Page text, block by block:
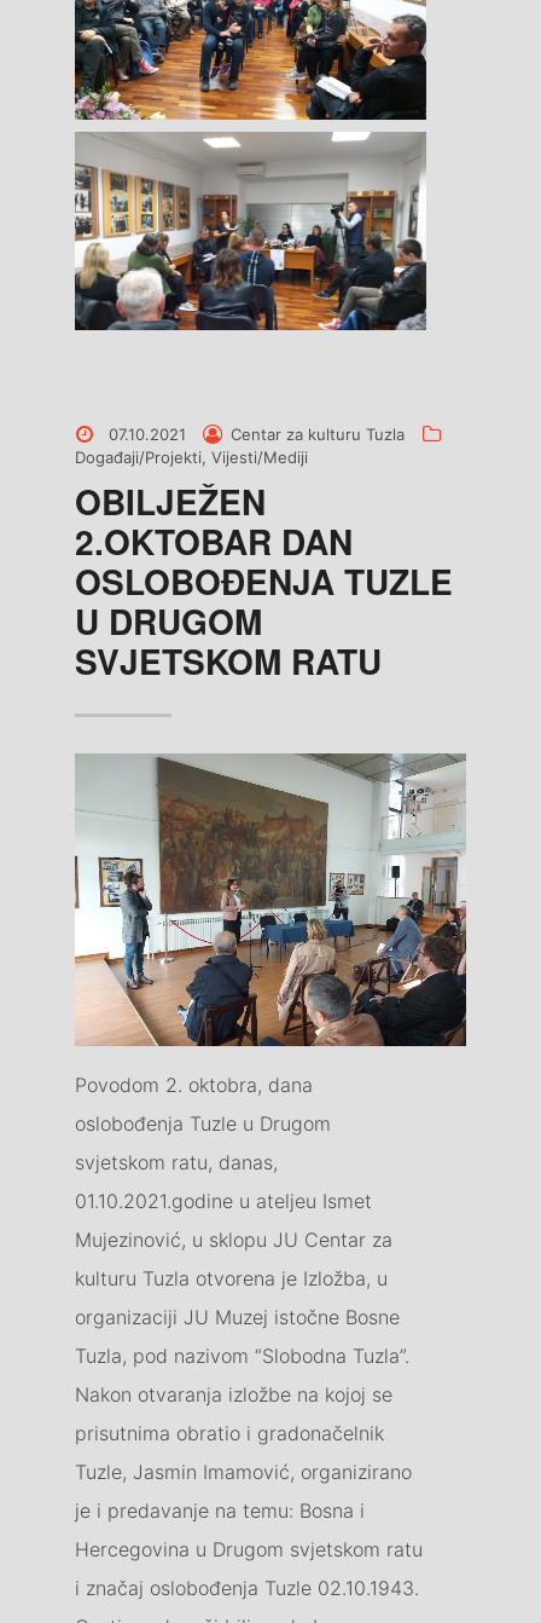
Posted
on
07.10.2021
Posted
by
Centar za kulturu Tuzla
Događaji/Projekti,Vijesti/Mediji
OBILJEŽEN
2.OKTOBAR DAN
OSLOBOĐENJA TUZLE
U DRUGOM
SVJETSKOM RATU
Povodom 2. oktobra, dana
oslobođenja Tuzle u Drugom
svjetskom ratu, danas,
01.10.2021.godine u ateljeu Ismet
Mujezinović, u sklopu JU Centar za
kulturu Tuzla otvorena je Izložba, u
organizaciji JU Muzej istočne Bosne
Tuzla, pod nazivom “Slobodna Tuzla”.
Nakon otvaranja izložbe na kojoj se
prisutnima obratio i gradonačelnik
Tuzle, Jasmin Imamović, organizirano
je i predavanje na temu: Bosna i
Hercegovina u Drugom svjetskom ratu
i značaj oslobođenja Tuzle 02.10.1943.